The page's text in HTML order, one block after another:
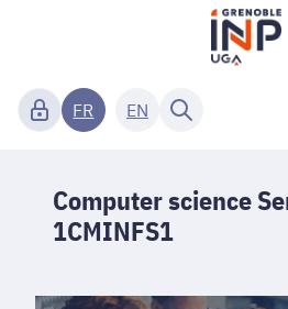
FR EN
Computer science
1CMINFS1